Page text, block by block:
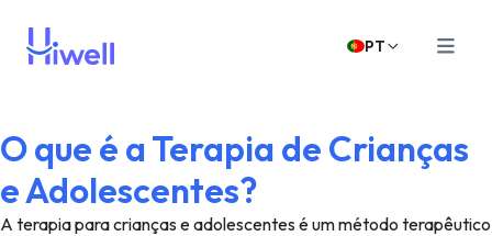
PT
O que é a Terapia de Crianças
e Adolescentes?
A terapia para crianças e adolescentes é um método terapêutico